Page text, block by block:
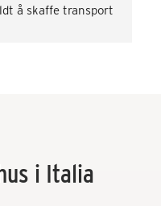
å skaffe transport
i Italia